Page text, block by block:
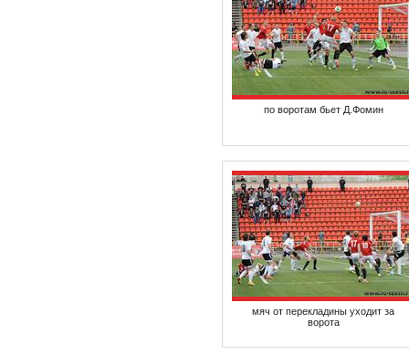
по воротам бьет Д.Фомин
мяч от перекладины уходит за
ворота